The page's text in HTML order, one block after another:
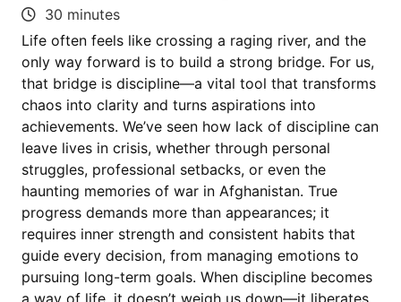
30 minutes
Life often feels like crossing a raging river, and the
only way forward is to build a strong bridge. For us,
that bridge is discipline—a vital tool that transforms
chaos into clarity and turns aspirations into
achievements. We’ve seen how lack of discipline can
leave lives in crisis, whether through personal
struggles, professional setbacks, or even the
haunting memories of war in Afghanistan. True
progress demands more than appearances; it
requires inner strength and consistent habits that
guide every decision, from managing emotions to
pursuing long-term goals. When discipline becomes
a way of life, it doesn’t weigh us down—it liberates